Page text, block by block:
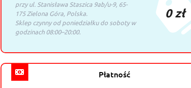
przy ul. Stanisława Staszica 9ab/u-9, 65-
175 Zielona Góra, Polska.
Sklep czynny od poniedziałku do soboty w
godzinach 08:00–20:00.
0 zł
Płatność